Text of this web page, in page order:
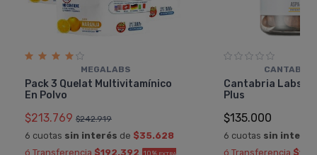
MEGALABS
Pack 3 Quelat Multivitamínico
En Polvo
$213.769 $242.919
6 cuotas sin interés de $35.628
ó Transferencia $192.392
Cantabria Labs
Plus
$135.000
6 cuotas sin interés
ó Transferencia